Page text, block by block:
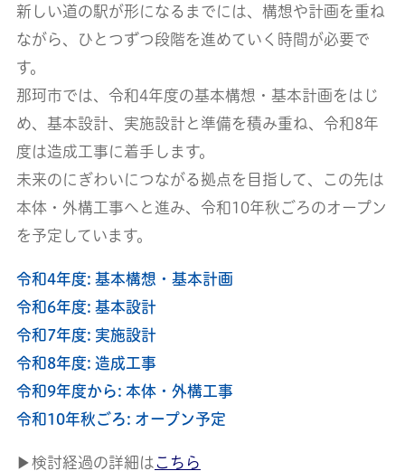
新しい道の駅が形になるまでには、 構想や計画を重ね
ながら、ひとつずつ段階を進めていく時間が必要で
す。
那珂市では、令和4年度の基本構想・基本計画をはじ
め、基本設計、実施設計と準備を積み重ね、令和8年
度は造成工事に着手します。
未来のにぎわいにつながる拠点を目指して、この先は
本体・外構工事へと進み、令和10年秋ごろのオープン
を予定しています。
令和4年度: 基本構想・基本計画
令和6年度: 基本設計
令和7年度: 実施設計
令和8年度: 造成工事
令和9年度から: 本体・外構工事
令和10年秋ごろ: オープン予定
▶検討経過の詳細は こちら